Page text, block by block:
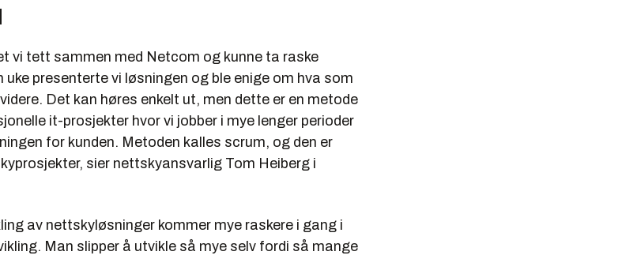
vi tett sammen med Netcom og kunne ta raske
uke presenterte vi løsningen og ble enige om hva som
Det kan høres enkelt ut, men dette er en metode
it-prosjekter hvor vi jobber i mye lenger perioder
for kunden. Metoden kalles scrum, og den er
sier nettskyansvarlig Tom Heiberg i
av nettskyløsninger kommer mye raskere i gang i
Man slipper å utvikle så mye selv fordi så mange